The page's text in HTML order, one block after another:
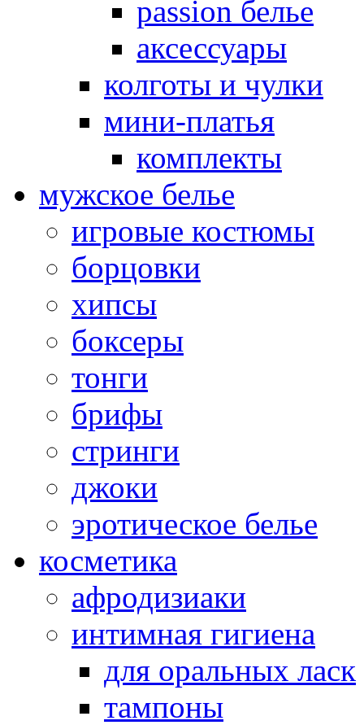
passion белье
аксессуары
колготы и чулки
мини-платья
комплекты
мужское белье
игровые костюмы
борцовки
хипсы
боксеры
тонги
брифы
стринги
джоки
эротическое белье
косметика
афродизиаки
интимная гигиена
для оральных ласк
тампоны